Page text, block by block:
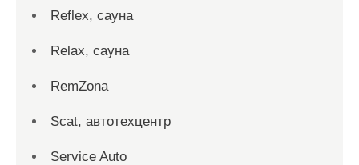
Reflex, сауна
Relax, сауна
RemZona
Scat, автотехцентр
Service Auto